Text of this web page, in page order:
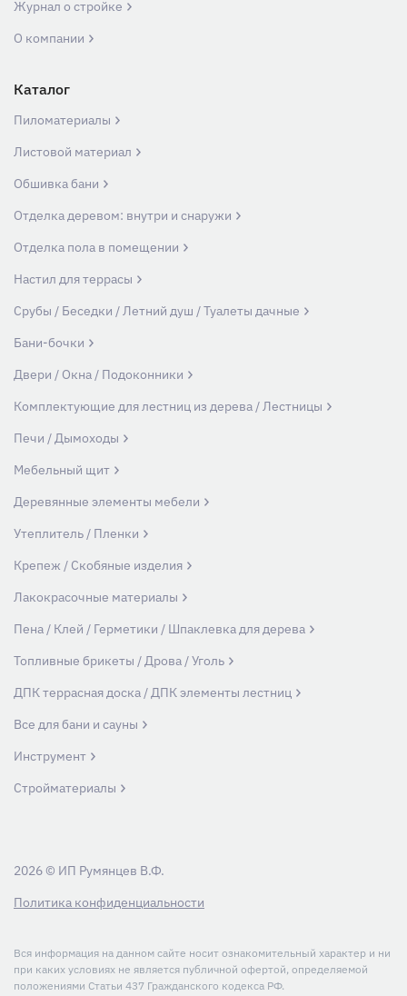
Журнал о стройке
О компании
Каталог
Пиломатериалы
Листовой материал
Обшивка бани
Отделка деревом: внутри и снаружи
Отделка пола в помещении
Настил для террасы
Срубы / Беседки / Летний душ / Туалеты дачные
Бани-бочки
Двери / Окна / Подоконники
Комплектующие для лестниц из дерева / Лестницы
Печи / Дымоходы
Мебельный щит
Деревянные элементы мебели
Утеплитель / Пленки
Крепеж / Скобяные изделия
Лакокрасочные материалы
Пена / Клей / Герметики / Шпаклевка для дерева
Топливные брикеты / Дрова / Уголь
ДПК террасная доска / ДПК элементы лестниц
Все для бани и сауны
Инструмент
Стройматериалы
Вся информация на данном сайте носит ознакомительный характер и ни
при каких условиях не является публичной офертой, определяемой
положениями Статьи 437 Гражданского кодекса РФ.
Политика конфиденциальности
2026 © ИП Румянцев В.Ф.